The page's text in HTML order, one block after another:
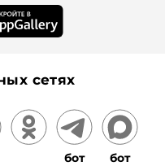
сетях
бот бот